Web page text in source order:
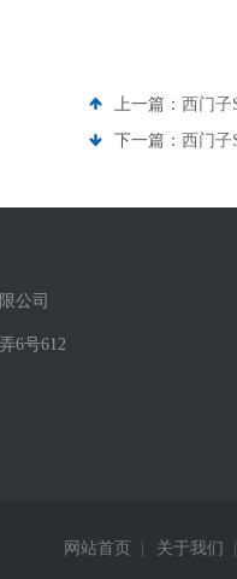
上一篇： 西门子
下一篇： 西门子
公司
6号612
网站首页 关于我们